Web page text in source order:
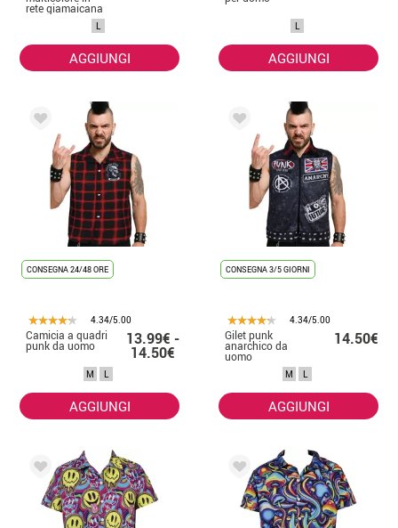
rete giamaicana
L
AGGIUNGI
L
AGGIUNGI
CONSEGNA 24/48 ORE
4.34/5.00
Camicia a quadri
punk da uomo 13.99€ -
14.50€
M L
AGGIUNGI
CONSEGNA 3/5 GIORNI
4.34/5.00
Gilet punk
anarchico da
uomo
14.50€
M L
AGGIUNGI